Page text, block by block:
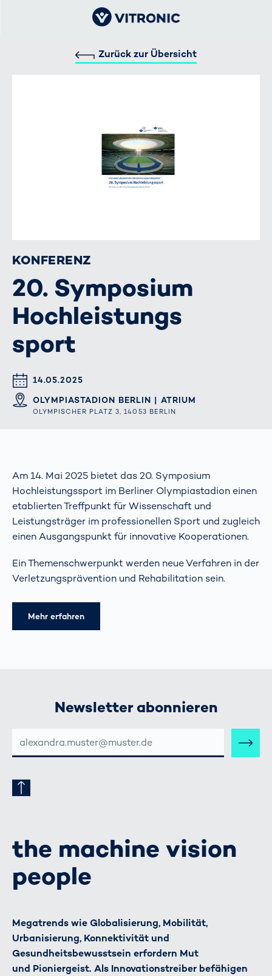
Zurück zur Übersicht
KONFERENZ
20. Symposium
Hochleistungs
sport
DATUM & UHRZEIT
14.05.2025
ORT
OLYMPIASTADION BERLIN | ATRIUM
OLYMPISCHER PLATZ 3, 14053 BERLIN
Am 14. Mai 2025 bietet das 20. Symposium
Hochleistungssport im Berliner Olympiastadion einen
etablierten Treffpunkt für Wissenschaft und
Leistungsträger im professionellen Sport und zugleich
einen Ausgangspunkt für innovative Kooperationen.
Ein Themenschwerpunkt werden neue Verfahren in der
Verletzungsprävention und Rehabilitation sein.
Mehr erfahren
Newsletter abonnieren
MAIL-
ADRESSE
the machine vision
people
Megatrends wie Globalisierung, Mobilität,
Urbanisierung, Konnektivität und
Gesundheitsbewusstsein erfordern Mut
und Pioniergeist. Als Innovationstreiber befähigen